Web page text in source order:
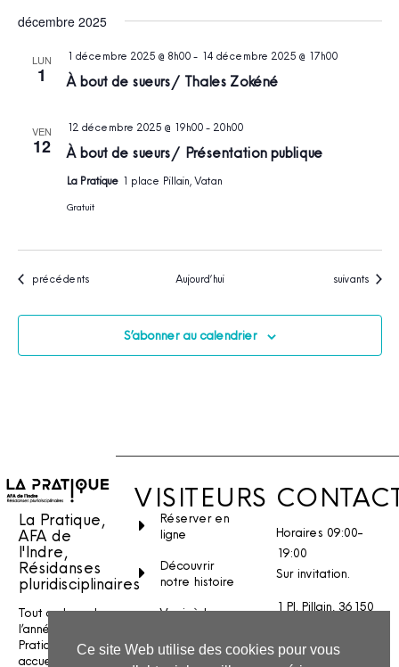
décembre 2025
LUN
1 À bout de sueurs / Thales Zokéné
1 décembre 2025 @ 8h00- 14 décembre 2025 @ 17h00
VEN
12 À bout de sueurs / Présentation publique
12 décembre 2025 @ 19h00- 20h00
La Pratique 1 place Pillain, Vatan
Gratuit
Évènements
précédents Aujourd’hui Évènements
suivants
S’abonner au calendrier
La Pratique,
AFA de
l'Indre,
Résidanses
pluridisciplinaires
Tout au long de
l’année, La
Pratique
accueille des
VISITEURS
Réserver en
ligne
Découvrir
notre histoire
Venir à la
Stages et
Horaires 09:00-
19:00
Sur invitation.
1 Pl. Pillain, 36150
Nous écrire
Ce site Web utilise des cookies pour vous